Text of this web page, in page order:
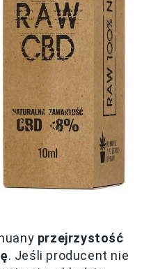
przejrzystość
. Jeśli producent nie